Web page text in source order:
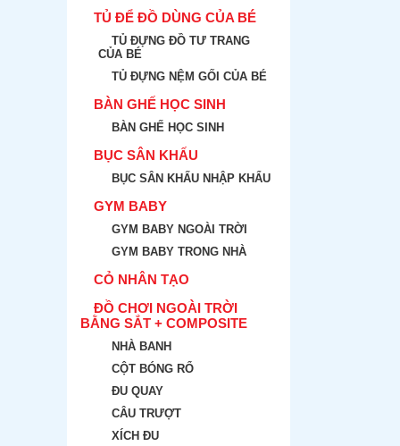
TỦ ĐỂ ĐỒ DÙNG CỦA BÉ
TỦ ĐỰNG ĐỒ TƯ TRANG
CỦA BÉ
TỦ ĐỰNG NỆM GỐI CỦA BÉ
BÀN GHẾ HỌC SINH
BÀN GHẾ HỌC SINH
BỤC SÂN KHẤU
BỤC SÂN KHẤU NHẬP KHẨU
GYM BABY
GYM BABY NGOÀI TRỜI
GYM BABY TRONG NHÀ
CỎ NHÂN TẠO
ĐỒ CHƠI NGOÀI TRỜI
BẰNG SẮT + COMPOSITE
NHÀ BANH
CỘT BÓNG RỔ
ĐU QUAY
CÂU TRƯỢT
XÍCH ĐU